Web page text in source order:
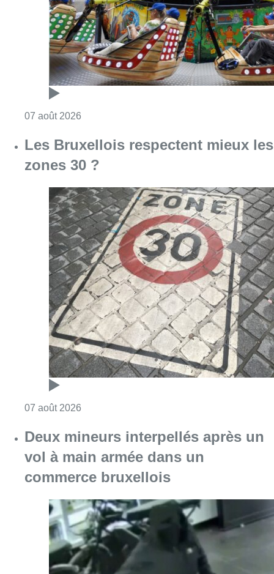
07 août 2026Consulter l'article "Les Bruxellois
Deux mineurs interpellés après un
vol à main armée dans un
commerce bruxellois
07 août 2026Consulter l'article "Deux mineurs